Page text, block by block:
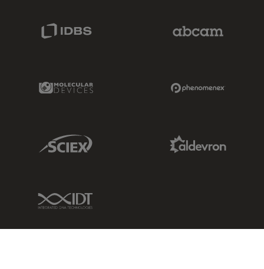
Molecular Devices Link
Sciex Link
IDT Link